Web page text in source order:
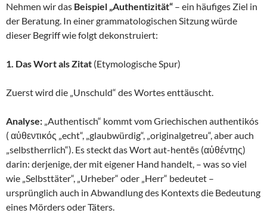
Nehmen wir das Beispiel „Authentizität“ – ein häufiges Ziel in
der Beratung. In einer grammatologischen Sitzung würde
dieser Begriff wie folgt dekonstruiert:
1. Das Wort als Zitat (Etymologische Spur)
Zuerst wird die „Unschuld“ des Wortes enttäuscht.
Analyse: „Authentisch“ kommt vom Griechischen authentikós
( αὐθεντικός „echt“, „glaubwürdig“, „originalgetreu“, aber auch
„selbstherrlich“). Es steckt das Wort aut-hentēs (αὐθέντης)
darin: derjenige, der mit eigener Hand handelt, – was so viel
wie „Selbsttäter“, „Urheber“ oder „Herr“ bedeutet –
ursprünglich auch in Abwandlung des Kontexts die Bedeutung
eines Mörders oder Täters.